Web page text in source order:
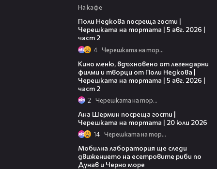
На кафе
Поли Недкова посреща гости |
Черешката на тортата | 5 авг. 2026 |
част 2
4 Черешката на тортата
Кино меню, вдъхновено от легендарни
филми и творци от Поли Недкова |
Черешката на тортата | 5 авг. 2026 |
част 2
2 Черешката на тортата
Ана Шермин посреща гости |
Черешката на тортата | 20 юли 2026
14 Черешката на тортата
Мобилна лаборатория ще следи
движението на есетровите риби по
Дунав и Черно море